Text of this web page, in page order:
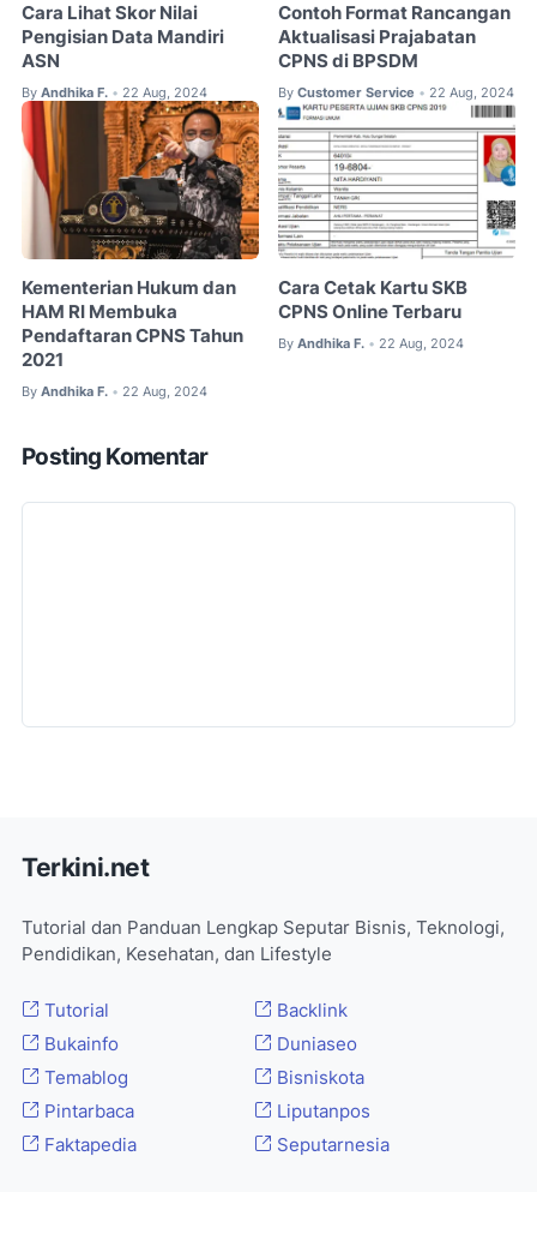
Cara Lihat Skor Nilai
Pengisian Data Mandiri
ASN
By Andhika F. • 22 Aug, 2024
Contoh Format Rancangan
Aktualisasi Prajabatan
CPNS di BPSDM
By Customer Service • 22 Aug, 2024
Kementerian Hukum dan
HAM RI Membuka
Pendaftaran CPNS Tahun
2021
By Andhika F. • 22 Aug, 2024
Cara Cetak Kartu SKB
CPNS Online Terbaru
By Andhika F. • 22 Aug, 2024
Posting Komentar
Terkini.net
Tutorial dan Panduan Lengkap Seputar Bisnis, Teknologi,
Pendidikan, Kesehatan, dan Lifestyle
Tutorial
Bukainfo
Temablog
Pintarbaca
Faktapedia
Backlink
Duniaseo
Bisniskota
Liputanpos
Seputarnesia